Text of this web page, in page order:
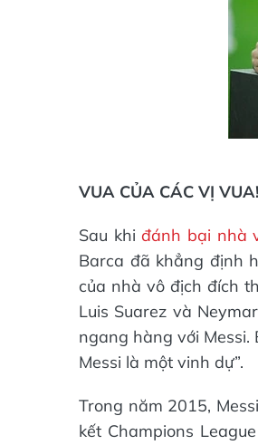
VUA CỦA CÁC VỊ VUA!
Sau khiđánh bại nhà
Barca đã khẳng định
của nhà vô địch đích
Luis Suarez và
ngang hàng với Messi.
Messi là một vinh dự”.
Trong năm 2015,
kết Champions